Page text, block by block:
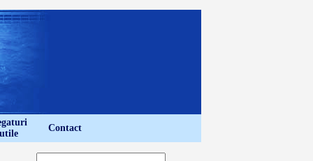
utile
Contact